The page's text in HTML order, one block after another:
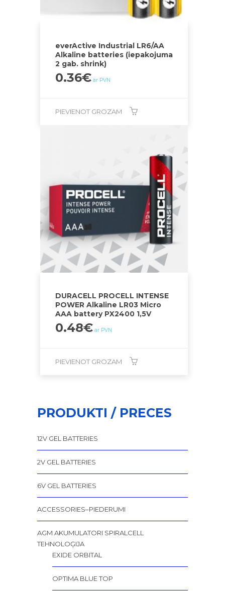
everActive Industrial LR6/AA
Alkaline batteries (iepakojuma
2 gab. shrink)
0.36€ ar PVN
PIEVIENOT GROZAM
DURACELL PROCELL INTENSE
POWER Alkaline LR03 Micro
AAA battery PX2400 1,5V
0.48€ ar PVN
PIEVIENOT GROZAM
PRODUKTI / PRECES
12V GEL BATTERIES
2V GEL BATTERIES
6V GEL BATTERIES
ACCESSORIES–PIEDERUMI
AGM AKUMULATORI SPIRALCELL
TEHNOLOĢIJA
EXIDE ORBITAL
OPTIMA BLUE TOP